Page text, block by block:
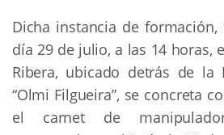
Dicha instancia de formación,
día 29 de julio, a las 14 horas,
Ribera, ubicado detrás de la
“Olmi Filgueira”, se concreta
el carnet de